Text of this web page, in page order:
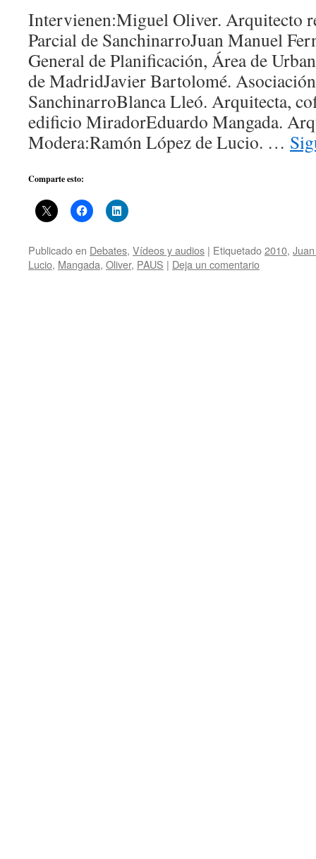
Intervienen:Miguel Oliver. Arquitecto
Parcial de SanchinarroJuan Manuel
General de Planificación, Área de
de MadridJavier Bartolomé.
SanchinarroBlanca Lleó. Arquitecta,
edificio MiradorEduardo Mangada.
Modera:Ramón López de Lucio. …
Comparte esto:
Publicado en Debates, Vídeos y audios | Etiquetado2010,
Lucio, Mangada, Oliver, PAUS | Deja un comentario